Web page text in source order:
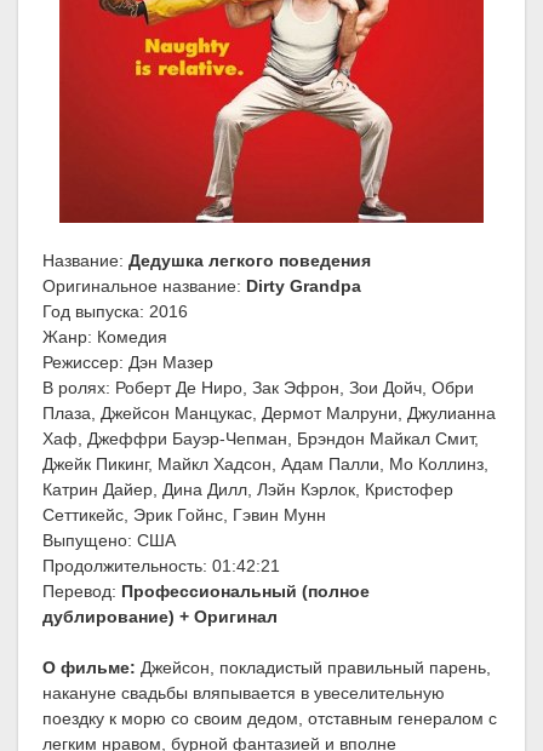
Название: Дедушка легкого поведения
Оригинальное название: Dirty Grandpa
Год выпуска: 2016
Жанр: Комедия
Режиссер: Дэн Мазер
В ролях: Роберт Де Ниро, Зак Эфрон, Зои Дойч, Обри
Плаза, Джейсон Манцукас, Дермот Малруни, Джулианна
Хаф, Джеффри Бауэр-Чепман, Брэндон Майкал Смит,
Джейк Пикинг, Майкл Хадсон, Адам Палли, Мо Коллинз,
Катрин Дайер, Дина Дилл, Лэйн Кэрлок, Кристофер
Сеттикейс, Эрик Гойнс, Гэвин Мунн
Выпущено: США
Продолжительность: 01:42:21
Перевод: Профессиональный (полное
дублирование) + Оригинал
О фильме: Джейсон, покладистый правильный парень,
накануне свадьбы вляпывается в увеселительную
поездку к морю со своим дедом, отставным генералом с
легким нравом, бурной фантазией и вполне